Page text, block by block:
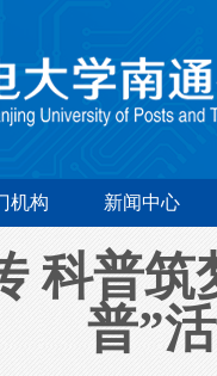
机构 新闻中心
科普筑
普”